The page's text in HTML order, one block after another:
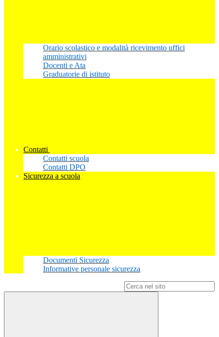
Orario scolastico e modalità ricevimento uffici
amministrativi
Docenti e Ata
Graduatorie di istituto
Contatti
Contatti scuola
Contatti DPO
Sicurezza a scuola
Documenti Sicurezza
Informative personale sicurezza